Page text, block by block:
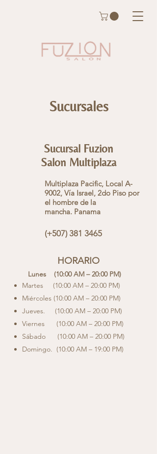
Sucursales
Sucursal Fuzion
Salon Multiplaza
Multiplaza Pacific, Local A-
9002, Vía Israel, 2do Piso por
el hombre de la
mancha. Panama
(+507) 381 3465
HORARIO
Lunes (10:00 AM – 20:00 PM)
Martes (10:00 AM – 20:00 PM)
Miércoles (10:00 AM – 20:00 PM)
Jueves. (10:00 AM – 20:00 PM)
Viernes (10:00 AM – 20:00 PM)
Sábado (10:00 AM – 20:00 PM)
Domingo. (10:00 AM – 19:00 PM)